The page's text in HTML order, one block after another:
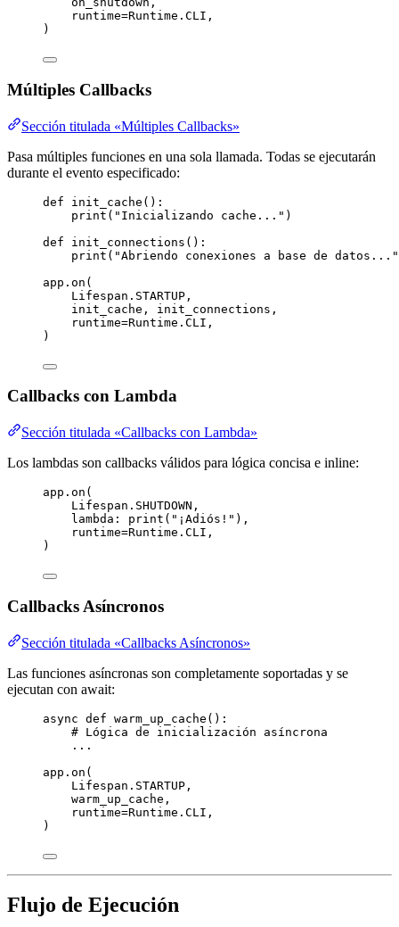
runtime=Runtime.CLI ,
)
Múltiples Callbacks
Sección titulada «Múltiples Callbacks»
Pasa múltiples funciones en una sola llamada. Todas se ejecutarán
durante el evento especificado:
def init_cache () :
print ( " Inicializando cache... " )
def
init_connections () :
print ( "Abriendo conexiones a base de datos... "
app. on (
Lifespan.STARTUP ,
init_cache , init_connections ,
runtime=Runtime.CLI ,
)
Callbacks con Lambda
Sección titulada «Callbacks con Lambda»
Los lambdas son callbacks válidos para lógica concisa e inline:
app. on (
Lifespan.SHUTDOWN ,
lambda : print ( " ¡Adiós! " ) ,
runtime=Runtime.CLI ,
)
Callbacks Asíncronos
Sección titulada «Callbacks Asíncronos»
Las funciones asíncronas son completamente soportadas y se
ejecutan con await:
async def warm_up_cache () :
# Lógica de inicialización asíncrona
...
app. on (
Lifespan.STARTUP ,
warm_up_cache ,
runtime=Runtime.CLI ,
)
Flujo de Ejecución